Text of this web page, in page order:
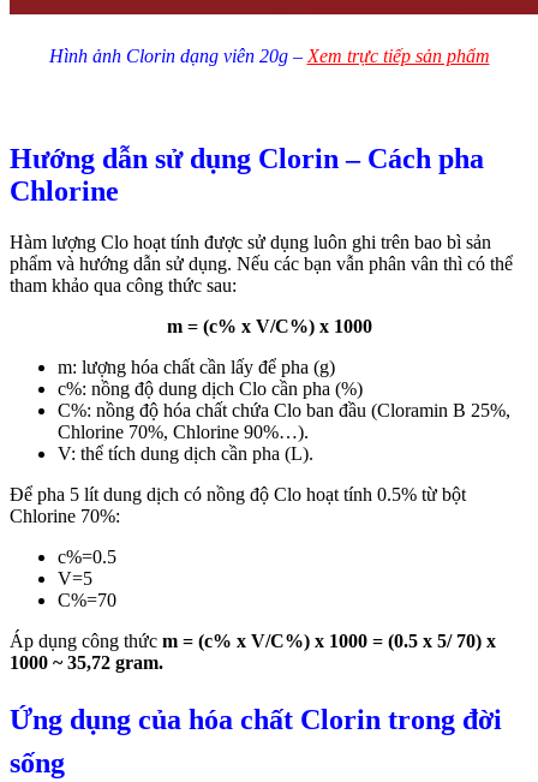
Hình ảnh Clorin dạng viên 20g – Xem trực tiếp sản phẩm
Hướng dẫn sử dụng Clorin – Cách pha
Chlorine
Hàm lượng Clo hoạt tính được sử dụng luôn ghi trên bao bì sản
phẩm và hướng dẫn sử dụng. Nếu các bạn vẫn phân vân thì có thể
tham khảo qua công thức sau:
m = (c% x V/C%) x 1000
m: lượng hóa chất cần lấy để pha (g)
c%: nồng độ dung dịch Clo cần pha (%)
C%: nồng độ hóa chất chứa Clo ban đầu (Cloramin B 25%,
Chlorine 70%, Chlorine 90%…).
V: thể tích dung dịch cần pha (L).
Để pha 5 lít dung dịch có nồng độ Clo hoạt tính 0.5% từ bột
Chlorine 70%:
c%=0.5
V=5
C%=70
Áp dụng công thức m = (c% x V/C%) x 1000 = (0.5 x 5/ 70) x
1000 ~ 35,72 gram.
Ứng dụng của hóa chất Clorin trong đời
sống